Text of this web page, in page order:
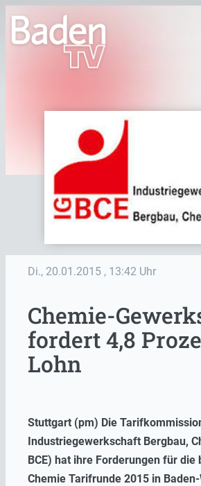
Di., 20.01.2015 , 13:42 Uhr
Chemie-
fordert 4,8
Lohn
Stuttgart (pm) Die
Industriegewerkschaft Bergbau,
BCE) hat ihre Forderungen für die
Chemie Tarifrunde 2015 in